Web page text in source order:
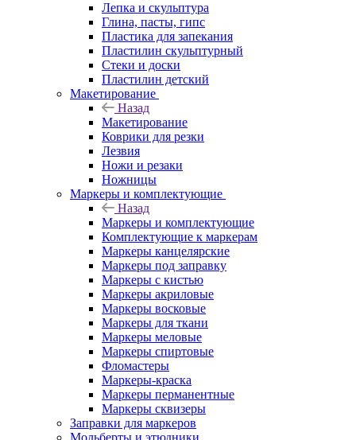
Лепка и скульптура
Глина, пасты, гипс
Пластика для запекания
Пластилин скульптурный
Стеки и доски
Пластилин детский
Макетирование
Назад
Макетирование
Коврики для резки
Лезвия
Ножи и резаки
Ножницы
Маркеры и комплектующие
Назад
Маркеры и комплектующие
Комплектующие к маркерам
Маркеры канцелярские
Маркеры под заправку
Маркеры с кистью
Маркеры акриловые
Маркеры восковые
Маркеры для ткани
Маркеры меловые
Маркеры спиртовые
Фломастеры
Маркеры-краска
Маркеры перманентные
Маркеры сквизеры
Заправки для маркеров
Мольберты и этюдники